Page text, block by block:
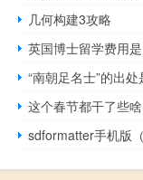
几何构建3攻略
英国博士留学费用
“南朝足名士”的出处
这个春节都干了些啥
sdformatter手机版